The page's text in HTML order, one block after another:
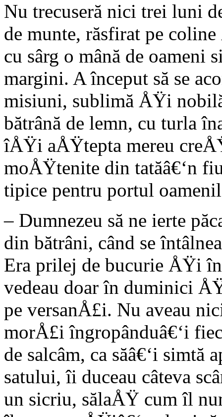
Nu trecuseră nici trei luni
de munte, răsfirat pe
cu sârg o mână de oameni
margini. A început să se
misiuni, sublimă ÅŸi
bătrână de lemn, cu turla
îÅŸi aÅŸtepta mereu
moÅŸtenite din tatăâ€‘n
tipice pentru portul
– Dumnezeu să ne ierte
din bătrâni, când se
Era prilej de bucurie ÅŸi
vedeau doar în duminici
pe versanÅ£i. Nu aveau
morÅ£i îngropânduâ€‘i
de salcâm, ca săâ€‘i simtă
satului, îi duceau câteva
un sicriu, sălaÅŸ cum îl